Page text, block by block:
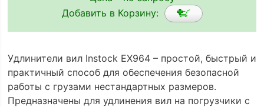
Добавить в Корзину:
Удлинители вил Instock EX964 – простой, быстрый и
практичный способ для обеспечения безопасной
работы с грузами нестандартных размеров.
Предназначены для удлинения вил на погрузчики с